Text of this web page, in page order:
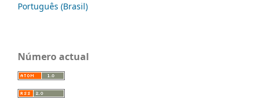
Português (Brasil)
Número actual